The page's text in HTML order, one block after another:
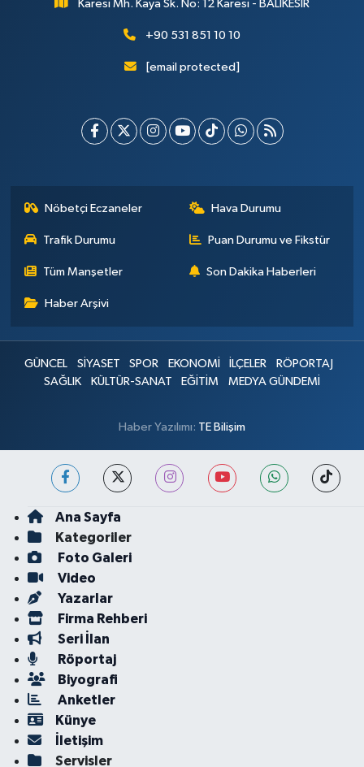
Karesi Mh. Kaya Sk. No: 12 Karesi - BALIKESİR
+90 531 851 10 10
[email protected]
Nöbetçi Eczaneler Hava Durumu
Trafik Durumu Puan Durumu ve Fikstür
Tüm Manşetler Son Dakika Haberleri
Haber Arşivi
GÜNCEL SİYASET SPOR EKONOMİ İLÇELER
RÖPORTAJ
SAĞLIK
KÜLTÜR-SANAT EĞİTİM MEDYA GÜNDEMİ
Haber Yazılımı: TE Bilişim
Ana Sayfa
Kategoriler
Foto Galeri
Video
Yazarlar
Firma Rehberi
Seri İlan
Röportaj
Biyografi
Anketler
Künye
İletişim
Servisler